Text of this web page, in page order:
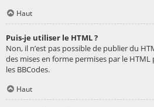
Haut
Puis-je utiliser le HTML ?
Non, il n’est pas possible de publier du
des mises en forme permises par le
les BBCodes.
Haut